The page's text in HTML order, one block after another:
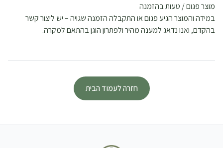
מוצר פגום / טעות בהזמנה
במידה והמוצר הגיע פגום או התקבלה הזמנה שגויה – יש ליצור קשר
בהקדם, ואנו נדאג למענה מהיר ולפתרון הוגן בהתאם למקרה.
חזרה לעמוד הבית